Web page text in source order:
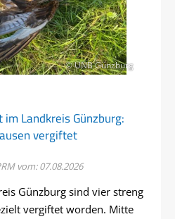
© UNB Günzburg
Landkreis Günzburg:
vergiftet
vom: 07.08.2026
Günzburg sind vier streng
vergiftet worden. Mitte